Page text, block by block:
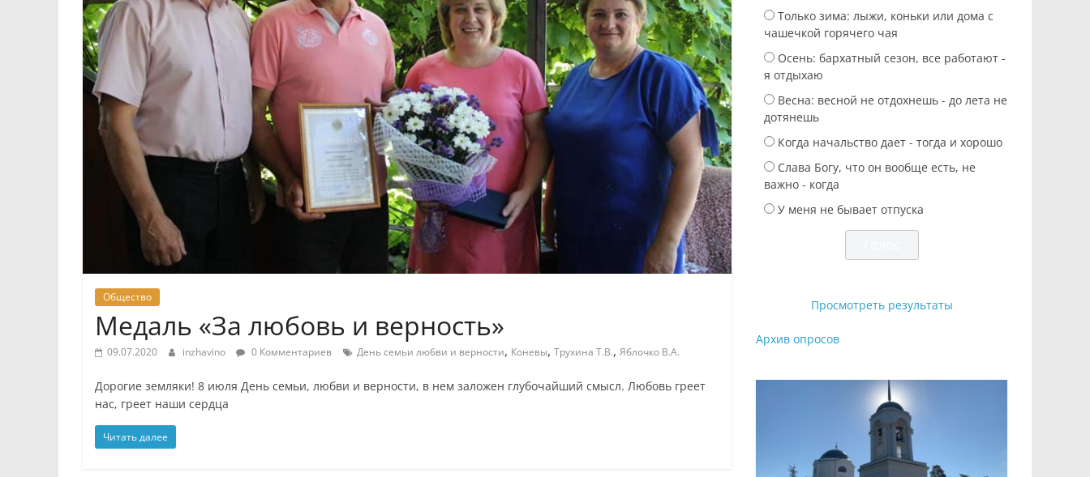
Общество
Медаль «За любовь и верность»
09.07.2020 inzhavino 0 Комментариев День семьи любви и верности, Коневы, Трухина Т.В., Яблочко В.А.
Дорогие земляки! 8 июля День семьи, любви и верности, в нем заложен глубочайший смысл. Любовь греет
нас, греет наши сердца
Читать далее
Только зима: лыжи, коньки или дома с
чашечкой горячего чая
Осень: бархатный сезон, все работают -
я отдыхаю
Весна: весной не отдохнешь - до лета не
дотянешь
Когда начальство дает - тогда и хорошо
Слава Богу, что он вообще есть, не
важно - когда
У меня не бывает отпуска
Просмотреть результаты
Архив опросов